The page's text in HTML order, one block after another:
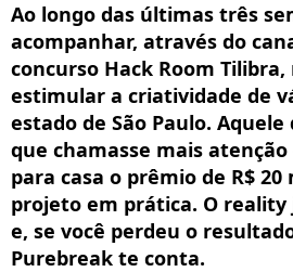
Ao longo das últimas três
acompanhar, através do
concurso Hack Room
estimular a criatividade de
estado de São Paulo.
que chamasse mais
para casa o prêmio de R$
projeto em prática. O reality
e, se você perdeu o
Purebreak te conta.